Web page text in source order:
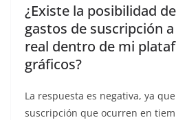
¿Existe la posibilidad
gastos de suscripción
real dentro de mi
gráficos?
La respuesta es negativa, ya
suscripción que ocurren en